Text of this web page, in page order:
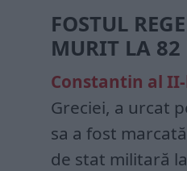
FOSTUL
MURIT LA
Constantin al
Greciei, a urcat
sa a fost
de stat militară